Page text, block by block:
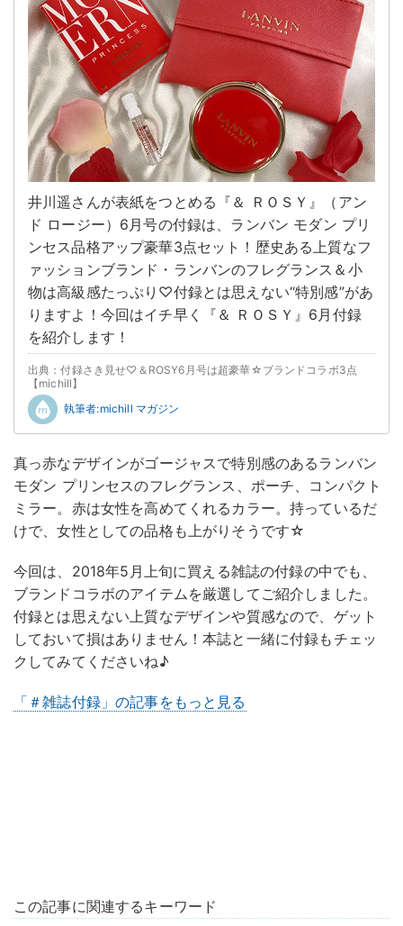
井川遥さんが表紙をつとめる『＆ ＲＯＳＹ』（アン
ド ロージー）6月号の付録は、ランバン モダン プリ
ンセス品格アップ豪華3点セット！歴史ある上質なフ
ァッションブランド・ランバンのフレグランス＆小
物は高級感たっぷり♡付録とは思えない“特別感”があ
りますよ！今回はイチ早く『＆ ＲＯＳＹ』6月付録
を紹介します！
出典：付録さき見せ♡＆ROSY6月号は超豪華☆ブランドコラボ3点
【michill】
執筆者:michill マガジン
真っ赤なデザインがゴージャスで特別感のあるランバン
モダン プリンセスのフレグランス、ポーチ、コンパクト
ミラー。赤は女性を高めてくれるカラー。持っているだ
けで、女性としての品格も上がりそうです☆
今回は、2018年5月上旬に買える雑誌の付録の中でも、
ブランドコラボのアイテムを厳選してご紹介しました。
付録とは思えない上質なデザインや質感なので、ゲット
しておいて損はありません！本誌と一緒に付録もチェッ
クしてみてくださいね♪
「＃雑誌付録」の記事をもっと見る
この記事に関連するキーワード